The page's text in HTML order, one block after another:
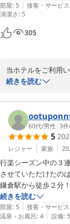
不安でしたが、次，
なりありがとうござ
部屋: 5 | 接客・サービス
清潔さ: 5
305
当ホテルをご利用
の小さなホテルで
次回もお待ちして
Hotel 鎌倉 mori
2026-05-14
続きを読む
60代/男性 |3
5
レジャー 家族
行楽シーズン中の３
させていただけたの
鎌倉駅から徒歩２分
ます。レトロ感あふ
は清潔ですし、スタ
食もおいしくてボリ
続きを読む
部屋: 5 | 接客・サービス
温泉・お風呂: 4 | 設備: 5